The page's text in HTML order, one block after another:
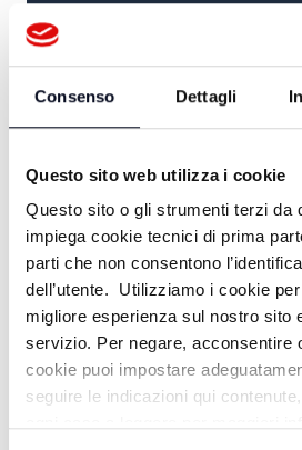
Consenso Dettagli
Questo sito web utilizza i cookie
Questo sito o gli strumenti terzi da
impiega cookie tecnici di prima
parti che non consentono
dell’utente. Utilizziamo i cookie
migliore esperienza sul nostro sito
servizio. Per negare, acconsentire
cookie puoi impostare
seguire le indicazioni qui
TG SPORT
17:00
TG GIORNO
#FOCUS / FACCIA
18:00
COOK